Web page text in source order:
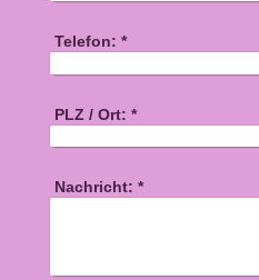
Telefon: *
PLZ / Ort: *
Nachricht: *